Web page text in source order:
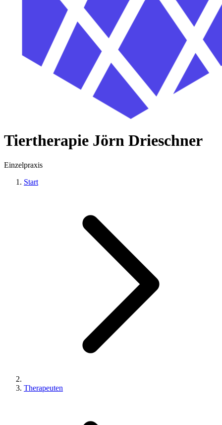
Tiertherapie Jörn Drieschner
Einzelpraxis
Start
Therapeuten